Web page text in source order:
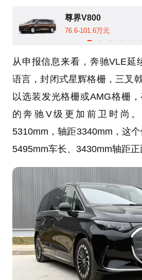
尊界V800
76.6-101.6万元
从申报信息来看，奔驰VLE延
语言，封闭式星辉格栅，三叉
以选装发光格栅或AMG格栅
的奔驰V级更加前卫时尚
5310mm，轴距3340mm，这
5495mm车长、3430mm轴距正